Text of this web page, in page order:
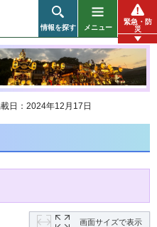
情報を探す メニュー
緊急・防
災
日：2024年12月17日
画面サイズで表示